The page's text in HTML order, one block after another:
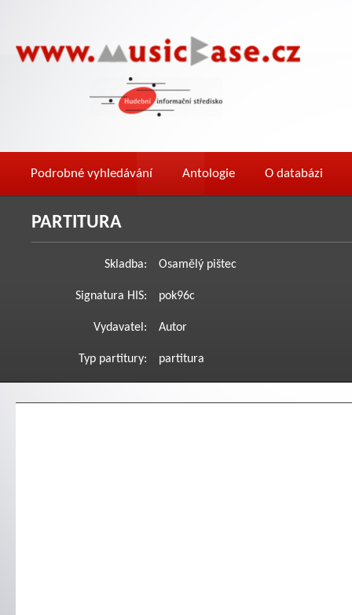
Podrobné vyhledávání Antologie O databázi
PARTITURA
Skladba: Osamělý pištec
Signatura HIS: pok96c
Vydavatel: Autor
Typ partitury: partitura